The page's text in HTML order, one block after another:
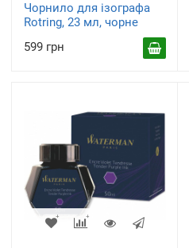
Чорнило для ізографа
Rotring, 23 мл, чорне
599 грн